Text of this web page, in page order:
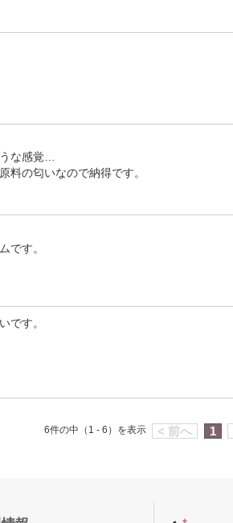
な感覚…
料の匂いなので納得です。
です。
です。
< 前へ 1
6件の中（1 - 6）を表示